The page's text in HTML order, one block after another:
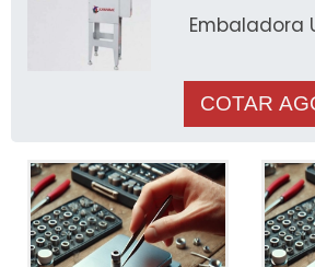
Embaladora
COTAR